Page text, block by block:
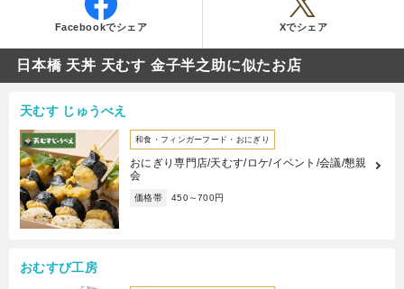
Facebookでシェア Xでシェア
日本橋 天丼 天むす 金子半之助に似たお店
天むす じゅうべえ
和食・フィンガーフード・おにぎり
おにぎり専門店/天むす/ロケ/イベント/会議/懇親
会
価格帯 450～700円
おむすび工房